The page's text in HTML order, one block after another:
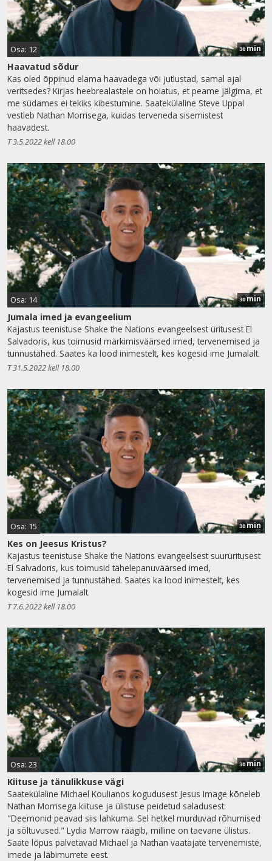
Osa: 12 30min
Haavatud sõdur
Kas oled õppinud elama haavadega või jutlustad, samal ajal
veritsedes? Kirjas heebrealastele on hoiatus, et peame jälgima, et
me südames ei tekiks kibestumine. Saatekülaline Steve Uppal
vestleb Nathan Morrisega, kuidas terveneda sisemistest
haavadest.
T 3.5.2022 kell 18.00
Osa: 14 30min
Jumala imed ja evangeelium
Kajastus teenistuse Shake the Nations evangeelsest üritusest El
Salvadoris, kus toimusid märkimisväärsed imed, tervenemised ja
tunnustähed. Saates ka lood inimestelt, kes kogesid ime Jumalalt.
T 31.5.2022 kell 18.00
Osa: 15 30min
Kes on Jeesus Kristus?
Kajastus teenistuse Shake the Nations evangeelsest suurüritusest
El Salvadoris, kus toimusid tähelepanuväärsed imed,
tervenemised ja tunnustähed. Saates ka lood inimestelt, kes
kogesid ime Jumalalt.
T 7.6.2022 kell 18.00
Osa: 23 30min
Kiituse ja tänulikkuse vägi
Saatekülaline Michael Koulianos kogudusest Jesus Image kõneleb
Nathan Morrisega kiituse ja ülistuse peidetud saladusest:
"Deemonid peavad siis lahkuma. Sel hetkel murduvad rõhumised
ja sõltuvused." Lydia Marrow räägib, milline on taevane ülistus.
Saate lõpus palvetavad Michael ja Nathan vaatajate tervenemiste,
imede ja läbimurrete eest.